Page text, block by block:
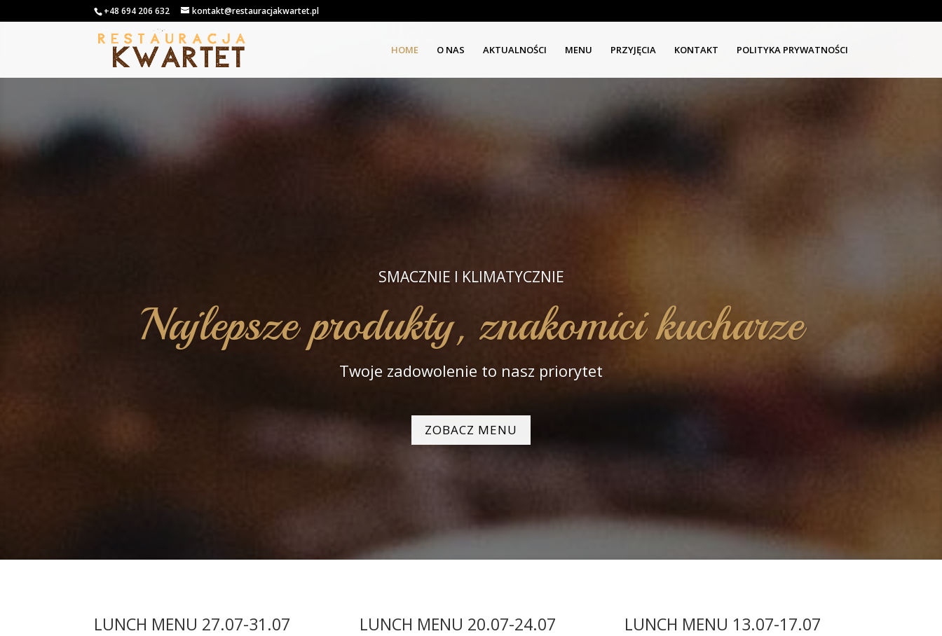
+48 694 206 632 kontakt@restauracjakwartet.pl
HOME O NAS AKTUALNOŚCI MENU PRZYJĘCIA KONTAKT POLITYKA PRYWATNOŚCI
SMACZNIE I KLIMATYCZNIE
Najlepsze produkty, znakomici kucharze
Twoje zadowolenie to nasz priorytet
ZOBACZ MENU
LUNCH MENU 27.07-31.07 LUNCH MENU 20.07-24.07 LUNCH MENU 13.07-17.07